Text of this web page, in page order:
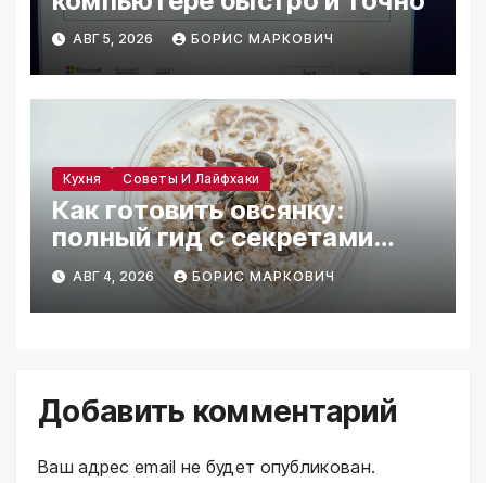
АВГ 5, 2026 БОРИС МАРКОВИЧ
Кухня Советы И Лайфхаки
Как готовить овсянку:
полный гид с секретами
вкуса
АВГ 4, 2026 БОРИС МАРКОВИЧ
Добавить комментарий
Ваш адрес email не будет опубликован.